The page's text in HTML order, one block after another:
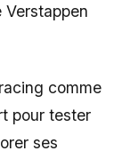
comme
pour tester
ses